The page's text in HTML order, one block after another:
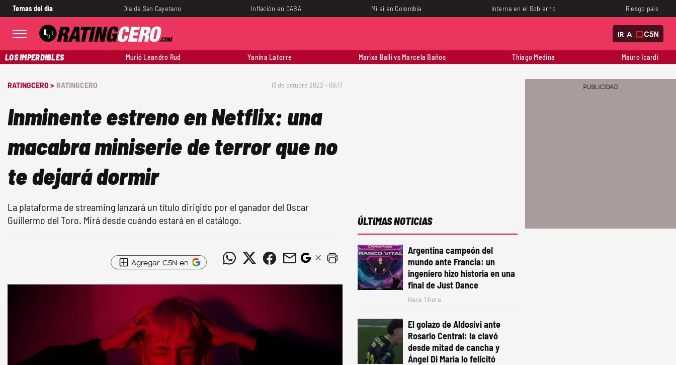
Temas del día Día de San Cayetano Inflación en CABA Milei en Colombia Interna en el Gobierno Riesgo país
IR A
LOS IMPERDIBLES Murió Leandro Rud Yanina Latorre Marixa Balli vs Marcela Baños Thiago Medina Mauro Icardi
RATINGCERO > RATINGCERO 13 de octubre 2022 - 09:17
Inminente estreno en Netflix: una
macabra miniserie de terror que no
te dejará dormir
La plataforma de streaming lanzará un título dirigido por el ganador del Oscar
Guillermo del Toro. Mirá desde cuándo estará en el catálogo.
Agregar C5N en
ÚLTIMAS NOTICIAS
Argentina campeón del
mundo ante Francia: un
ingeniero hizo historia en una
final de Just Dance
Hace 1 hora
El golazo de Aldosivi ante
Rosario Central: la clavó
desde mitad de cancha y
Ángel Di María lo felicitó